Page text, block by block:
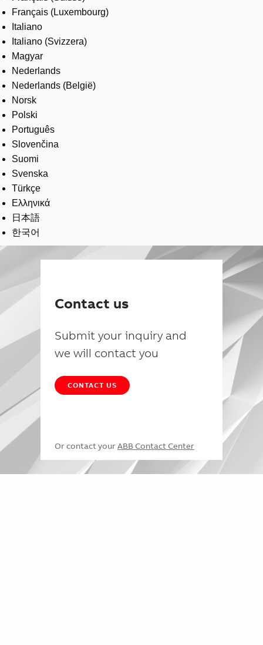
Français (Luxembourg)
Italiano
Italiano (Svizzera)
Magyar
Nederlands
Nederlands (België)
Norsk
Polski
Português
Slovenčina
Suomi
Svenska
Türkçe
Ελληνικά
日本語
한국어
Contact us
Submit your inquiry and
we will contact you
CONTACT US
Or contact your ABB Contact Center